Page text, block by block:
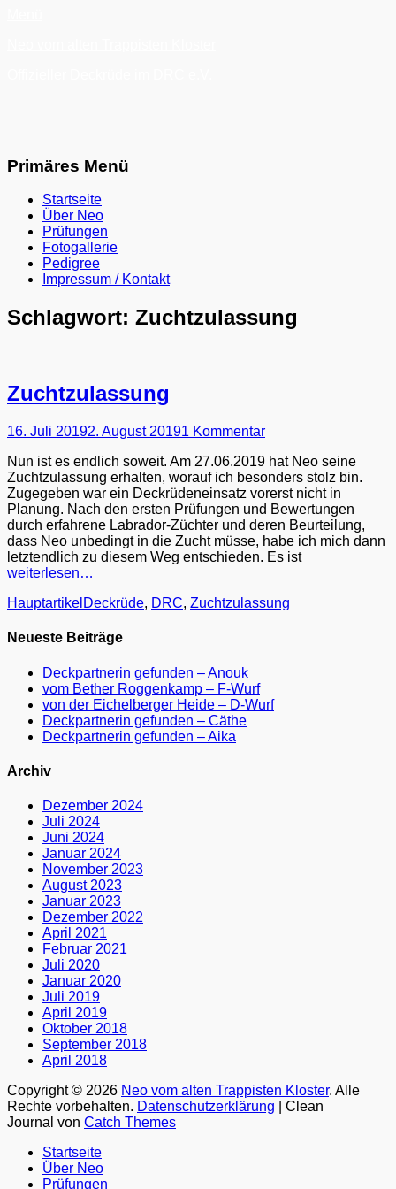
Primäres Menü
Startseite
Über Neo
Prüfungen
Fotogallerie
Pedigree
Impressum / Kontakt
Suchen
Schlagwort: Zuchtzulassung
Zuchtzulassung
Posted
16. Juli 20192. August 20191 Kommentar
Nun ist es endlich soweit. Am 27.06.2019 hat Neo seine
Zuchtzulassung erhalten, worauf ich besonders stolz bin.
Zugegeben war ein Deckrüdeneinsatz vorerst nicht in
Planung. Nach den ersten Prüfungen und Bewertungen
durch erfahrene Labrador-Züchter und deren Beurteilung,
dass Neo unbedingt in die Zucht müsse, habe ich mich dann
letztendlich zu diesem Weg entschieden. Es ist
weiterlesen…
Kategorien
Hauptartikel Schlagworte
Deckrüde, DRC, Zuchtzulassung
Neueste Beiträge
Deckpartnerin gefunden – Anouk
vom Bether Roggenkamp – F-Wurf
von der Eichelberger Heide – D-Wurf
Deckpartnerin gefunden – Cäthe
Deckpartnerin gefunden – Aika
Archiv
Dezember 2024
Juli 2024
Juni 2024
Januar 2024
November 2023
August 2023
Januar 2023
Dezember 2022
April 2021
Februar 2021
Juli 2020
Januar 2020
Juli 2019
April 2019
Oktober 2018
September 2018
April 2018
Copyright © 2026 Neo vom alten Trappisten Kloster. Alle
Rechte vorbehalten. Datenschutzerklärung | Clean
Journal von Catch Themes
oben
scrollen
Startseite
Über Neo
Prüfungen